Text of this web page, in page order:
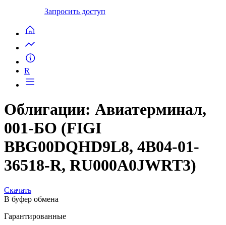
Запросить доступ
R
Облигации: Авиатерминал,
001-БО (FIGI
BBG00DQHD9L8, 4B04-01-
36518-R, RU000A0JWRT3)
Скачать
В буфер обмена
Гарантированные